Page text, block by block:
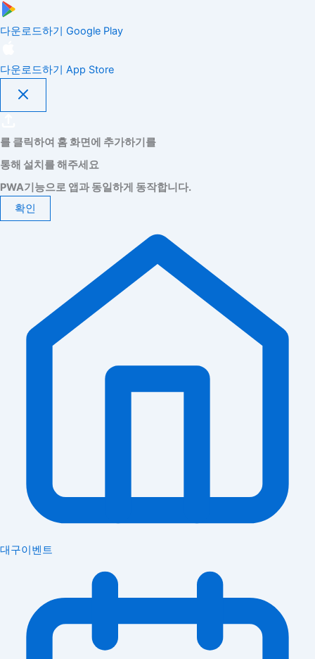
다운로드하기 Google Play
다운로드하기 App Store
를 클릭하여 홈 화면에 추가하기를
통해 설치를 해주세요
PWA기능으로 앱과 동일하게 동작합니다.
확인
대구이벤트